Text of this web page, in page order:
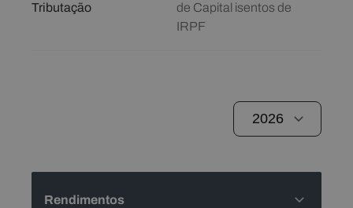
Tributação
de Capital isentos de
IRPF
Rendimentos